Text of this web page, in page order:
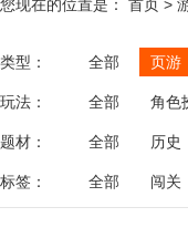
您现在的位置是： 首页 >
类型： 全部 页游
玩法： 全部 角色
飞行
恋爱
题材： 全部 历史
标签： 全部 闯关